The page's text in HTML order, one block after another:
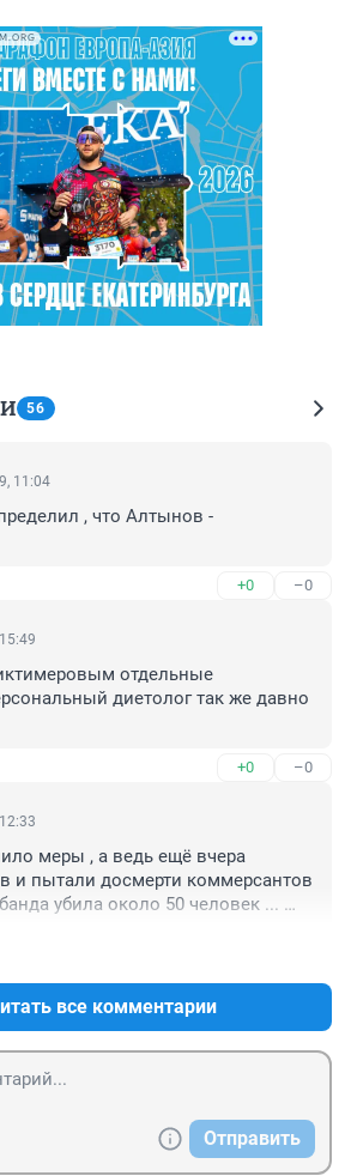
56
11:04
, что Алтынов -
+0 –0
отдельные
диетолог так же давно
+0 –0
меры , а ведь ещё вчера
и пытали досмерти коммерсантов
убила около 50 человек ...
?
ряд начальников лишился
, включая Пятилетова .
все комментарии
Отправить